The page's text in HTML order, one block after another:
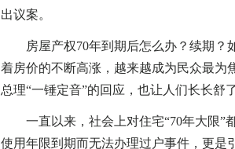
出议案。
房屋产权70年到期后怎么办？续期？
着房价的不断高涨，越来越成为民众最为
总理“一锤定音”的回应，也让人们长长舒
一直以来，社会上对住宅“70年大限”
使用年限到期而无法办理过户事件，更是